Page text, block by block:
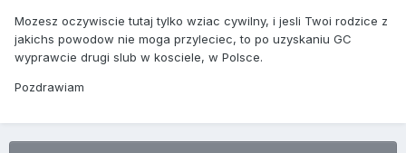
Mozesz oczywiscie tutaj tylko wziac cywilny, i jesli Twoi rodzice z
jakichs powodow nie moga przyleciec, to po uzyskaniu GC
wyprawcie drugi slub w kosciele, w Polsce.
Pozdrawiam